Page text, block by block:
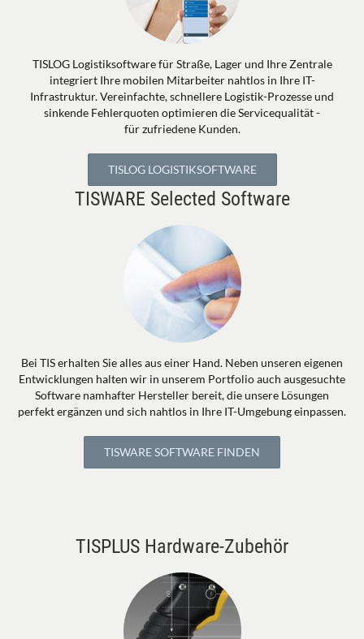
TISLOG Logistiksoftware für Straße, Lager und Ihre Zentrale
integriert Ihre mobilen Mitarbeiter nahtlos in Ihre IT-
Infrastruktur. Vereinfachte, schnellere Logistik-Prozesse und
sinkende Fehlerquoten optimieren die Servicequalität -
für zufriedene Kunden.
TISLOG LOGISTIKSOFTWARE
TISWARE Selected Software
Bei TIS erhalten Sie alles aus einer Hand. Neben unseren eigenen
Entwicklungen halten wir in unserem Portfolio auch ausgesuchte
Software namhafter Hersteller bereit, die unsere Lösungen
perfekt ergänzen und sich nahtlos in Ihre IT-Umgebung einpassen.
TISWARE SOFTWARE FINDEN
TISPLUS Hardware-Zubehör